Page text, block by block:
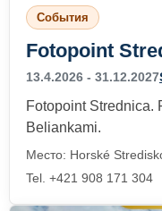
События
Fotopoint
13.4.2026 - 31.12.2027
Fotopoint Strednica.
Beliankami.
Место: Horské
Tel. +421 908 171 304